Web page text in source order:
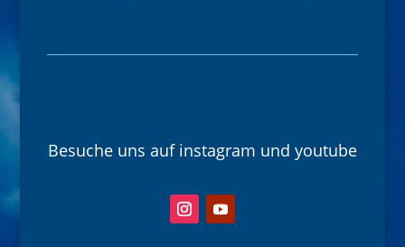
Besuche uns auf instagram und youtube